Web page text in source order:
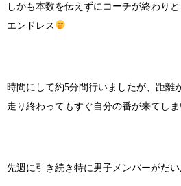
しかも本数を伝えずにコーチが終わり
エンドレス
時間にして約5分間行いましたが、距離
走り終わってもすぐ自分の番が来てし
先週に引き続き特に男子メンバーがだ